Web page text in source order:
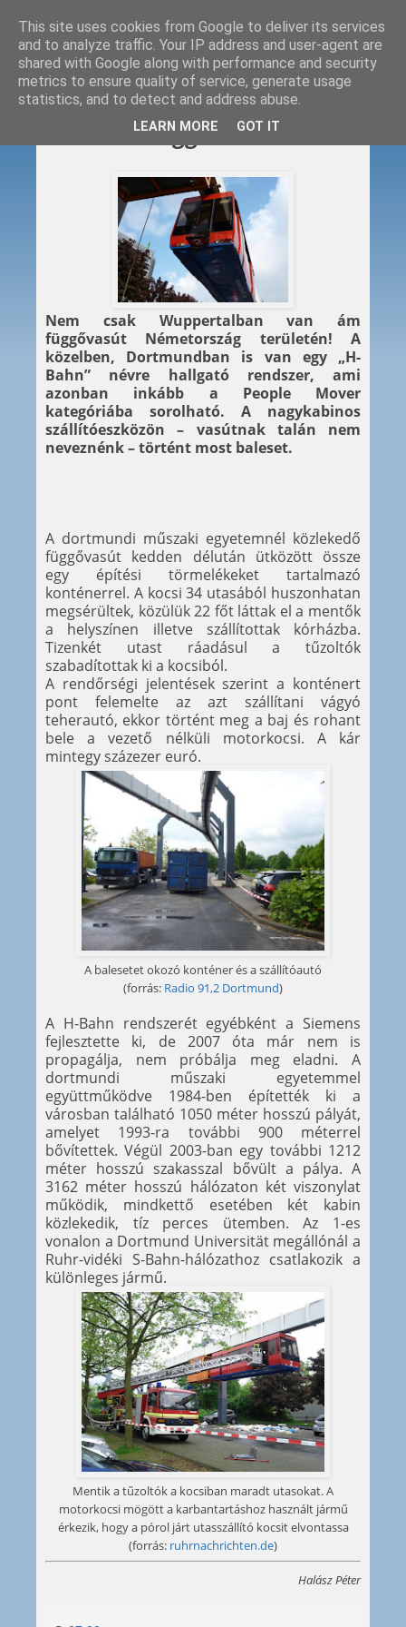
2012. 05. 17.
Baleset a függővasúton
Nem csak Wuppertalban van ám
függővasút Németország területén! A
közelben, Dortmundban is van egy „H-
Bahn” névre hallgató rendszer, ami
azonban inkább a People Mover
kategóriába sorolható. A nagykabinos
szállítóeszközön – vasútnak talán nem
neveznénk – történt most baleset.
A dortmundi műszaki egyetemnél közlekedő
függővasút kedden délután ütközött össze
egy építési törmelékeket tartalmazó
konténerrel. A kocsi 34 utasából huszonhatan
megsérültek, közülük 22 főt láttak el a mentők
a helyszínen illetve szállítottak kórházba.
Tizenkét utast ráadásul a tűzoltók
szabadítottak ki a kocsiból.
A rendőrségi jelentések szerint a konténert
pont felemelte az azt szállítani vágyó
teherautó, ekkor történt meg a baj és rohant
bele a vezető nélküli motorkocsi. A kár
mintegy százezer euró.
A balesetet okozó konténer és a szállítóautó
(forrás: Radio 91,2 Dortmund)
A H-Bahn rendszerét egyébként a Siemens
fejlesztette ki, de 2007 óta már nem is
propagálja, nem próbálja meg eladni. A
dortmundi műszaki egyetemmel
együttműködve 1984-ben építették ki a
városban található 1050 méter hosszú pályát,
amelyet 1993-ra további 900 méterrel
bővítettek. Végül 2003-ban egy további 1212
méter hosszú szakasszal bővült a pálya. A
3162 méter hosszú hálózaton két viszonylat
működik, mindkettő esetében két kabin
közlekedik, tíz perces ütemben. Az 1-es
vonalon a Dortmund Universität megállónál a
Ruhr-vidéki S-Bahn-hálózathoz csatlakozik a
különleges jármű.
Mentik a tűzoltók a kocsiban maradt utasokat. A
motorkocsi mögött a karbantartáshoz használt jármű
érkezik, hogy a pórol járt utasszállító kocsit elvontassa
(forrás: ruhrnachrichten.de)
Halász Péter
This site uses cookies from Google to deliver its services
and to analyze traffic. Your IP address and user-agent are
shared with Google along with performance and security
metrics to ensure quality of service, generate usage
statistics, and to detect and address abuse.
LEARN MORE GOT IT